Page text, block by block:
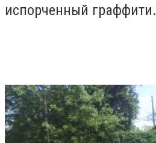
испорченный граффити.